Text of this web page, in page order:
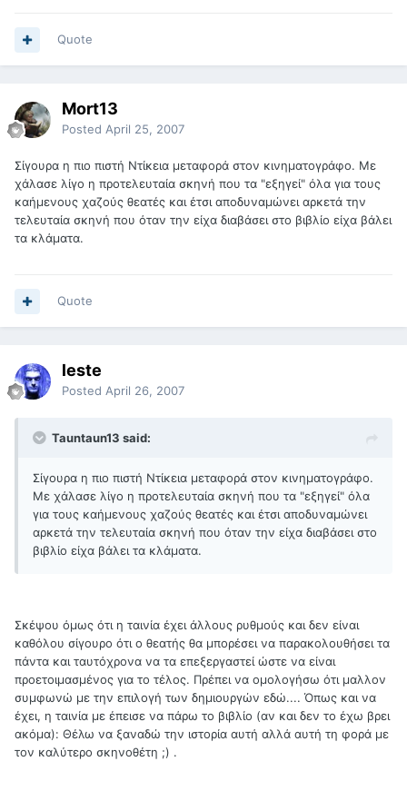
Quote
Mort13
Posted April 25, 2007
Σίγουρα η πιο πιστή Ντίκεια μεταφορά στον κινηματογράφο. Με
χάλασε λίγο η προτελευταία σκηνή που τα "εξηγεί" όλα για τους
καήμενους χαζούς θεατές και έτσι αποδυναμώνει αρκετά την
τελευταία σκηνή που όταν την είχα διαβάσει στο βιβλίο είχα βάλει
τα κλάματα.
Quote
leste
Posted April 26, 2007
Tauntaun13 said:
Σίγουρα η πιο πιστή Ντίκεια μεταφορά στον κινηματογράφο.
Με χάλασε λίγο η προτελευταία σκηνή που τα "εξηγεί" όλα
για τους καήμενους χαζούς θεατές και έτσι αποδυναμώνει
αρκετά την τελευταία σκηνή που όταν την είχα διαβάσει στο
βιβλίο είχα βάλει τα κλάματα.
Σκέψου όμως ότι η ταινία έχει άλλους ρυθμούς και δεν είναι
καθόλου σίγουρο ότι ο θεατής θα μπορέσει να παρακολουθήσει τα
πάντα και ταυτόχρονα να τα επεξεργαστεί ώστε να είναι
προετοιμασμένος για το τέλος. Πρέπει να ομολογήσω ότι μαλλον
συμφωνώ με την επιλογή των δημιουργών εδώ.... Όπως και να
έχει, η ταινία με έπεισε να πάρω το βιβλίο (αν και δεν το έχω βρει
ακόμα): Θέλω να ξαναδώ την ιστορία αυτή αλλά αυτή τη φορά με
τον καλύτερο σκηνοθέτη ;) .